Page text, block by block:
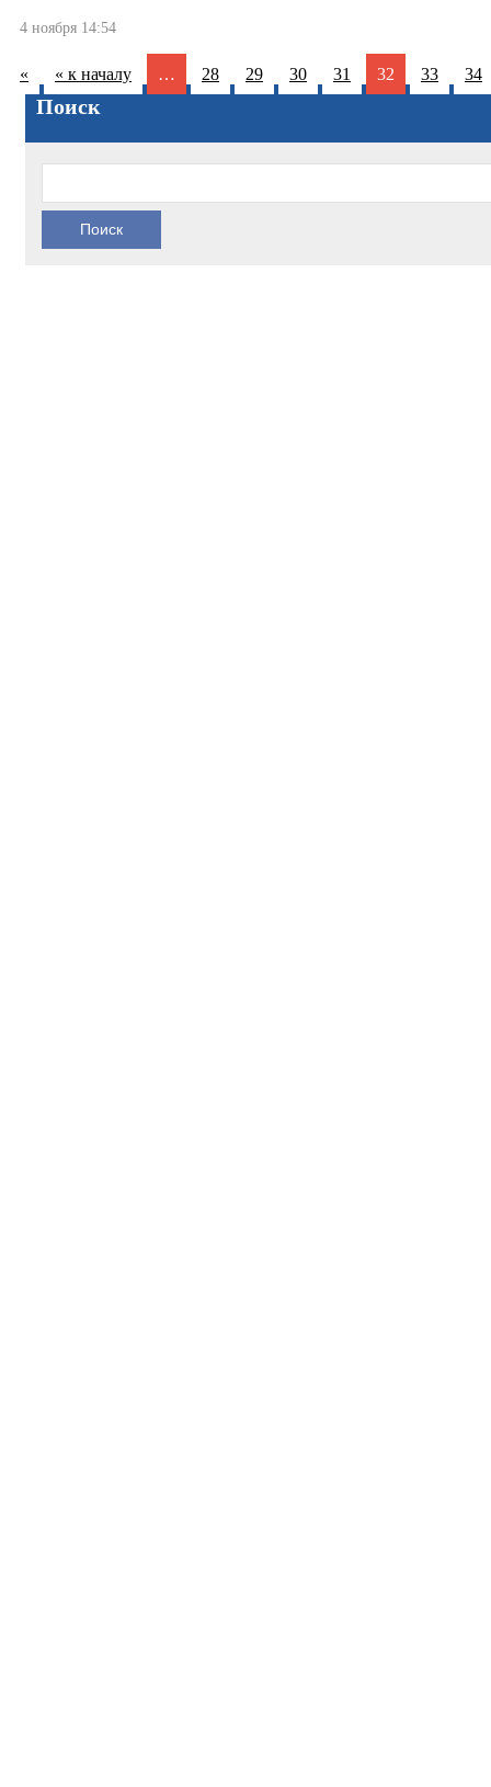
4 ноября 14:54
« « к началу … 28 29 30 31 32 33 34
Поиск